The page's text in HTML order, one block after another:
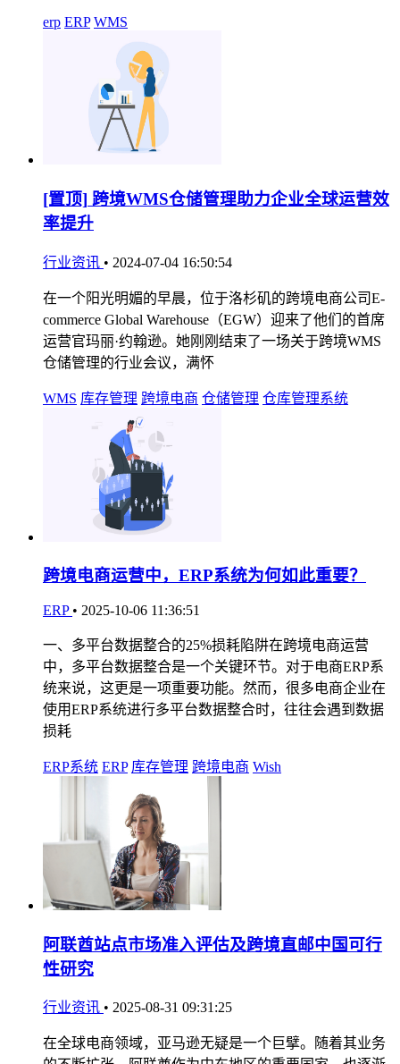
erp ERP WMS
[置顶] 跨境WMS仓储管理助力企业全球运营效
率提升
行业资讯 • 2024-07-04 16:50:54
在一个阳光明媚的早晨，位于洛杉矶的跨境电商公司E-
commerce Global Warehouse（EGW）迎来了他们的首席
运营官玛丽·约翰逊。她刚刚结束了一场关于跨境WMS
仓储管理的行业会议，满怀
WMS 库存管理 跨境电商 仓储管理 仓库管理系统
跨境电商运营中，ERP系统为何如此重要？
ERP • 2025-10-06 11:36:51
一、多平台数据整合的25%损耗陷阱在跨境电商运营
中，多平台数据整合是一个关键环节。对于电商ERP系
统来说，这更是一项重要功能。然而，很多电商企业在
使用ERP系统进行多平台数据整合时，往往会遇到数据
损耗
ERP系统 ERP 库存管理 跨境电商 Wish
阿联酋站点市场准入评估及跨境直邮中国可行
性研究
行业资讯 • 2025-08-31 09:31:25
在全球电商领域，亚马逊无疑是一个巨擘。随着其业务